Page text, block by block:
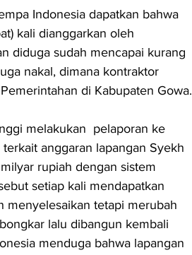
Indonesia dapatkan bahwa
kali dianggarkan oleh
diduga sudah mencapai kurang
nakal, dimana kontraktor
di Kabupaten Gowa.
melakukan  pelaporan ke
anggaran lapangan Syekh
rupiah dengan sistem
setiap kali mendapatkan
menyelesaikan tetapi merubah
lalu dibangun kembali
menduga bahwa lapangan